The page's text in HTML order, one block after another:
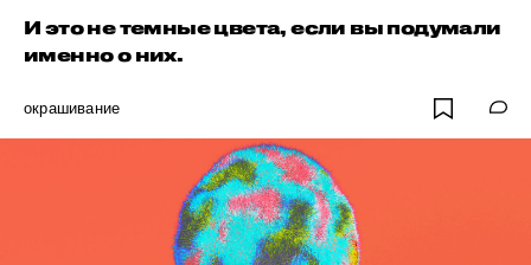
И это не темные цвета, если вы подумали
именно о них.
окрашивание